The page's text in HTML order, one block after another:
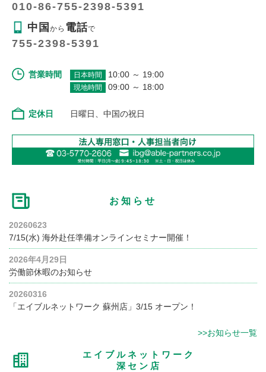
010-86-755-2398-5391
中国から 電話で
755-2398-5391
営業時間 日本時間 10:00 ～ 19:00
現地時間 09:00 ～ 18:00
定休日 日曜日、中国の祝日
お知らせ
20260623
7/15(水) 海外赴任準備オンラインセミナー開催！
2026年4月29日
労働節休暇のお知らせ
20260316
「エイブルネットワーク 蘇州店」3/15 オープン！
>>お知らせ一覧
エイブルネットワーク
深セン店